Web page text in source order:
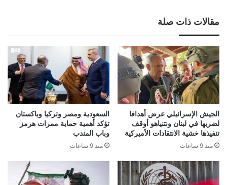
مقالات ذات صلة
الجيش الإسرائيلي عرض أهدافا
لضربها في لبنان ونتنياهو أوقف
تنفيذها خشية الانتقادات الأميركية
منذ 9 ساعات
السعودية ومصر وتركيا وباكستان
تؤكد أهمية حماية ممرات هرمز
وباب المندب
منذ 9 ساعات